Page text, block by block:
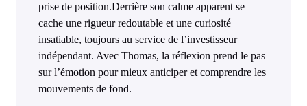
prise de position.Derrière son calme apparent se
cache une rigueur redoutable et une curiosité
insatiable, toujours au service de l’investisseur
indépendant. Avec Thomas, la réflexion prend le pas
sur l’émotion pour mieux anticiper et comprendre les
mouvements de fond.